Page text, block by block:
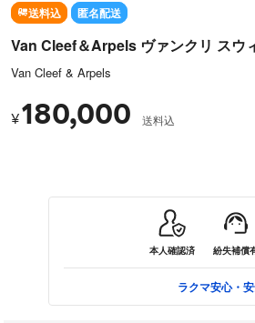
送料込 匿名配送
Van Cleef＆Arpels ヴァンクリ スウ
Van Cleef & Arpels
¥180,000 送料込
本人確認済 紛失補償
ラクマ安心・